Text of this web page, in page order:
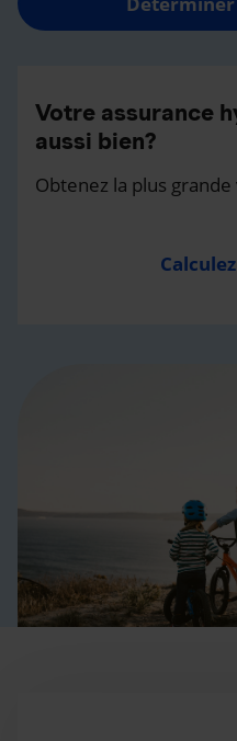
Votre assurance
aussi bien?
Obtenez la plus